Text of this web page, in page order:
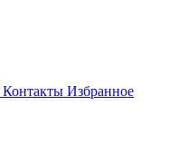
Контакты Избранное